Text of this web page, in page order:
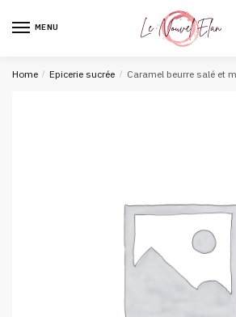
MENU
Home / Epicerie sucrée / Caramel beurre salé et